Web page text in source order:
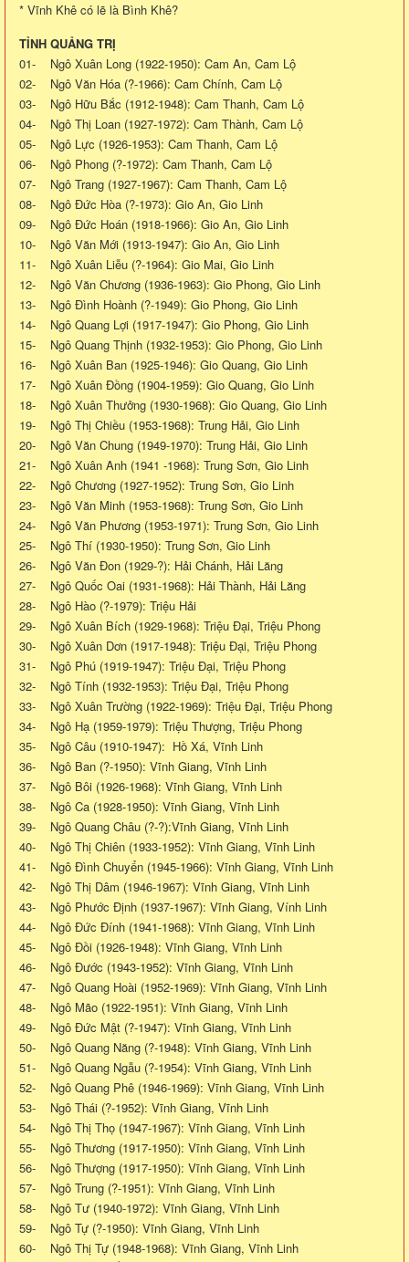
* Vĩnh Khê có lẽ là Bình Khê?
TỈNH QUẢNG TRỊ
01- Ngô Xuân Long (1922-1950): Cam An, Cam Lộ
02- Ngô Văn Hóa (?-1966): Cam Chính, Cam Lộ
03- Ngô Hữu Bắc (1912-1948): Cam Thanh, Cam Lộ
04- Ngô Thị Loan (1927-1972): Cam Thành, Cam Lộ
05- Ngô Lực (1926-1953): Cam Thanh, Cam Lộ
06- Ngô Phong (?-1972): Cam Thanh, Cam Lộ
07- Ngô Trang (1927-1967): Cam Thanh, Cam Lộ
08- Ngô Đức Hòa (?-1973): Gio An, Gio Linh
09- Ngô Đức Hoán (1918-1966): Gio An, Gio Linh
10- Ngô Văn Mới (1913-1947): Gio An, Gio Linh
11- Ngô Xuân Liễu (?-1964): Gio Mai, Gio Linh
12- Ngô Văn Chương (1936-1963): Gio Phong, Gio Linh
13- Ngô Đình Hoành (?-1949): Gio Phong, Gio Linh
14- Ngô Quang Lợi (1917-1947): Gio Phong, Gio Linh
15- Ngô Quang Thịnh (1932-1953): Gio Phong, Gio Linh
16- Ngô Xuân Ban (1925-1946): Gio Quang, Gio Linh
17- Ngô Xuân Đồng (1904-1959): Gio Quang, Gio Linh
18- Ngô Xuân Thưởng (1930-1968): Gio Quang, Gio Linh
19- Ngô Thị Chiều (1953-1968): Trung Hải, Gio Linh
20- Ngô Văn Chung (1949-1970): Trung Hải, Gio Linh
21- Ngô Xuân Anh (1941 -1968): Trung Sơn, Gio Linh
22- Ngô Chương (1927-1952): Trung Sơn, Gio Linh
23- Ngô Văn Minh (1953-1968): Trung Sơn, Gio Linh
24- Ngô Văn Phương (1953-1971): Trung Sơn, Gio Linh
25- Ngô Thí (1930-1950): Trung Sơn, Gio Linh
26- Ngô Văn Đon (1929-?): Hải Chánh, Hải Lăng
27- Ngô Quốc Oai (1931-1968): Hải Thành, Hải Lăng
28- Ngô Hào (?-1979): Triệu Hải
29- Ngô Xuân Bích (1929-1968): Triệu Đại, Triệu Phong
30- Ngô Xuân Dơn (1917-1948): Triệu Đại, Triệu Phong
31- Ngô Phú (1919-1947): Triệu Đại, Triệu Phong
32- Ngô Tính (1932-1953): Triệu Đại, Triệu Phong
33- Ngô Xuân Trường (1922-1969): Triệu Đại, Triệu Phong
34- Ngô Hạ (1959-1979): Triệu Thượng, Triệu Phong
35- Ngô Câu (1910-1947): Hồ Xá, Vĩnh Linh
36- Ngô Ban (?-1950): Vĩnh Giang, Vĩnh Linh
37- Ngô Bôi (1926-1968): Vĩnh Giang, Vĩnh Linh
38- Ngô Ca (1928-1950): Vĩnh Giang, Vĩnh Linh
39- Ngô Quang Châu (?-?):Vĩnh Giang, Vĩnh Linh
40- Ngô Thị Chiên (1933-1952): Vĩnh Giang, Vĩnh Linh
41- Ngô Đình Chuyển (1945-1966): Vĩnh Giang, Vĩnh Linh
42- Ngô Thị Dâm (1946-1967): Vĩnh Giang, Vĩnh Linh
43- Ngô Phước Định (1937-1967): Vĩnh Giang, Vính Linh
44- Ngô Đức Đính (1941-1968): Vĩnh Giang, Vĩnh Linh
45- Ngô Đồi (1926-1948): Vĩnh Giang, Vĩnh Linh
46- Ngô Đước (1943-1952): Vĩnh Giang, Vĩnh Linh
47- Ngô Quang Hoài (1952-1969): Vĩnh Giang, Vĩnh Linh
48- Ngô Mão (1922-1951): Vĩnh Giang, Vĩnh Linh
49- Ngô Đức Mật (?-1947): Vĩnh Giang, Vĩnh Linh
50- Ngô Quang Năng (?-1948): Vĩnh Giang, Vĩnh Linh
51- Ngô Quang Ngẫu (?-1954): Vĩnh Giang, Vĩnh Linh
52- Ngô Quang Phê (1946-1969): Vĩnh Giang, Vĩnh Linh
53- Ngô Thái (?-1952): Vĩnh Giang, Vĩnh Linh
54- Ngô Thị Thọ (1947-1967): Vĩnh Giang, Vĩnh Linh
55- Ngô Thương (1917-1950): Vĩnh Giang, Vĩnh Linh
56- Ngô Thượng (1917-1950): Vĩnh Giang, Vĩnh Linh
57- Ngô Trung (?-1951): Vĩnh Giang, Vĩnh Linh
58- Ngô Tư (1940-1972): Vĩnh Giang, Vĩnh Linh
59- Ngô Tự (?-1950): Vĩnh Giang, Vĩnh Linh
60- Ngô Thị Tự (1948-1968): Vĩnh Giang, Vĩnh Linh